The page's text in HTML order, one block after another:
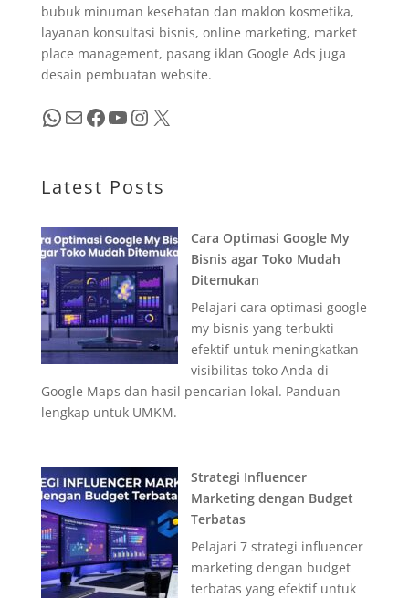
bubuk minuman kesehatan dan maklon kosmetika,
layanan konsultasi bisnis, online marketing, market
place management, pasang iklan Google Ads juga
desain pembuatan website.
WhatsApp Mail Facebook YouTube InstagramX
Latest Posts
Cara Optimasi Google My
Bisnis agar Toko Mudah
Ditemukan
Pelajari cara optimasi google
my bisnis yang terbukti
efektif untuk meningkatkan
visibilitas toko Anda di
Google Maps dan hasil pencarian lokal. Panduan
lengkap untuk UMKM.
Strategi Influencer
Marketing dengan Budget
Terbatas
Pelajari 7 strategi influencer
marketing dengan budget
terbatas yang efektif untuk